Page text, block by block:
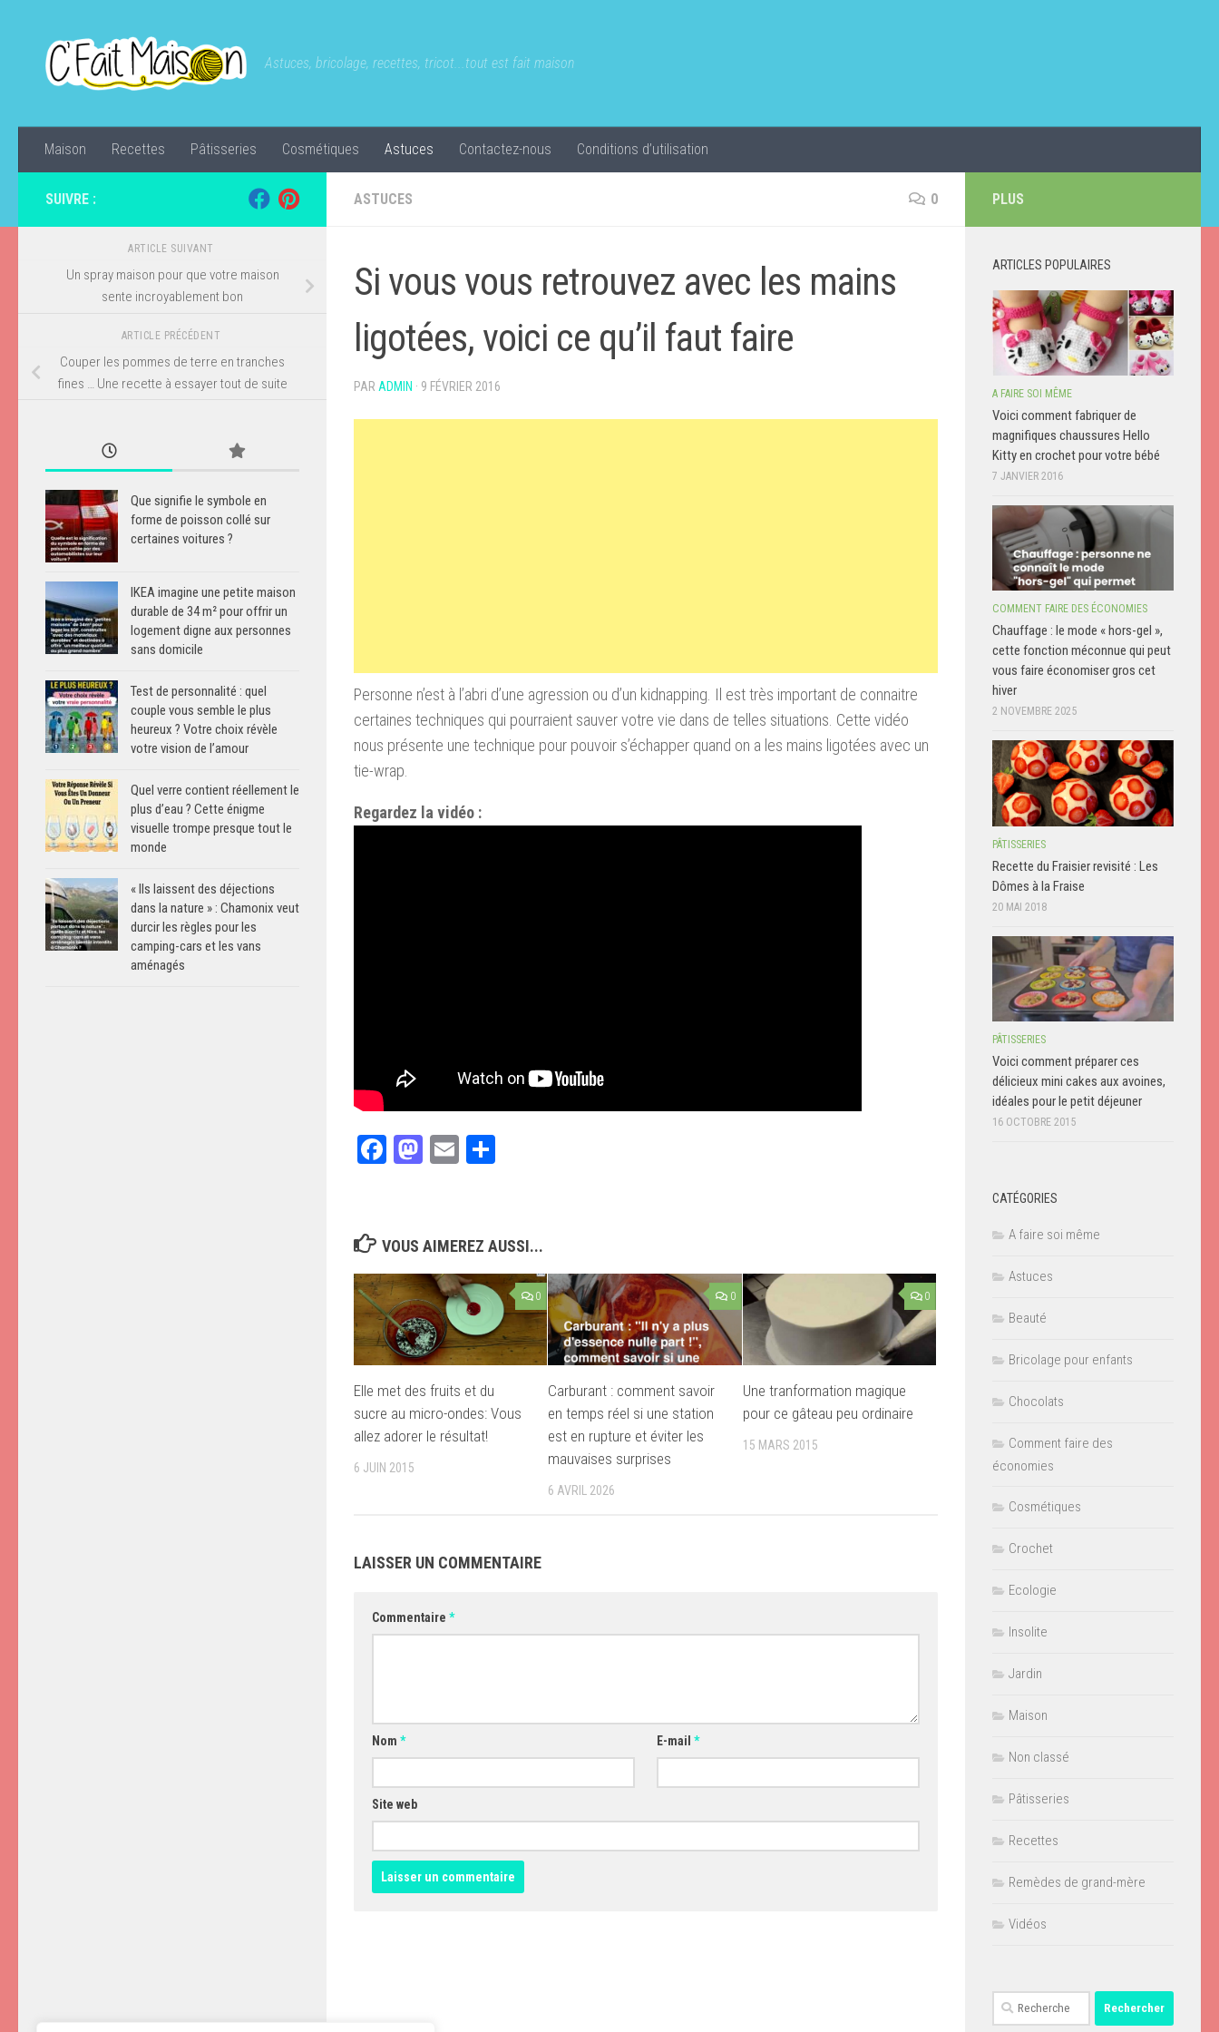
Astuces, bricolage, recettes, tricot...tout est fait maison
Maison Recettes Pâtisseries Cosmétiques Astuces Contactez-nous Conditions d’utilisation
ASTUCES 0
Si vous vous retrouvez avec les mains
ligotées, voici ce qu’il faut faire
PAR ADMIN · 9 FÉVRIER 2016
Personne n’est à l’abri d’une agression ou d’un kidnapping. Il est très important de connaitre
certaines techniques qui pourraient sauver votre vie dans de telles situations. Cette vidéo
nous présente une technique pour pouvoir s’échapper quand on a les mains ligotées avec un
tie-wrap.
Regardez la vidéo :
Facebook
Mastodon
Email
VOUS AIMEREZ AUSSI...
0
Elle met des fruits et du
sucre au micro-ondes: Vous
allez adorer le résultat!
6 JUIN 2015
0
Carburant : comment savoir
en temps réel si une station
est en rupture et éviter les
mauvaises surprises
6 AVRIL 2026
0
Une tranformation magique
pour ce gâteau peu ordinaire
15 MARS 2015
LAISSER UN COMMENTAIRE
Commentaire *
Nom * E-mail*
Site web
SUIVRE :
ARTICLE SUIVANT
Un spray maison pour que votre maison
sente incroyablement bon
ARTICLE PRÉCÉDENT
Couper les pommes de terre en tranches
fines … Une recette à essayer tout de suite
Que signifie le symbole en
forme de poisson collé sur
certaines voitures ?
IKEA imagine une petite maison
durable de 34 m² pour offrir un
logement digne aux personnes
sans domicile
Test de personnalité : quel
couple vous semble le plus
heureux ? Votre choix révèle
votre vision de l’amour
Quel verre contient réellement le
plus d’eau ? Cette énigme
visuelle trompe presque tout le
monde
« Ils laissent des déjections
dans la nature » : Chamonix veut
durcir les règles pour les
camping-cars et les vans
aménagés
PLUS
ARTICLES POPULAIRES
A FAIRE SOI MÊME
Voici comment fabriquer de
magnifiques chaussures Hello
Kitty en crochet pour votre bébé
7 JANVIER 2016
COMMENT FAIRE DES ÉCONOMIES
Chauffage : le mode « hors-gel »,
cette fonction méconnue qui peut
vous faire économiser gros cet
hiver
2 NOVEMBRE 2025
PÂTISSERIES
Recette du Fraisier revisité : Les
Dômes à la Fraise
20 MAI 2018
PÂTISSERIES
Voici comment préparer ces
délicieux mini cakes aux avoines,
idéales pour le petit déjeuner
16 OCTOBRE 2015
CATÉGORIES
A faire soi même
Astuces
Beauté
Bricolage pour enfants
Chocolats
Comment faire des
économies
Cosmétiques
Crochet
Ecologie
Insolite
Jardin
Maison
Non classé
Pâtisseries
Recettes
Remèdes de grand-mère
Vidéos
Rechercher :